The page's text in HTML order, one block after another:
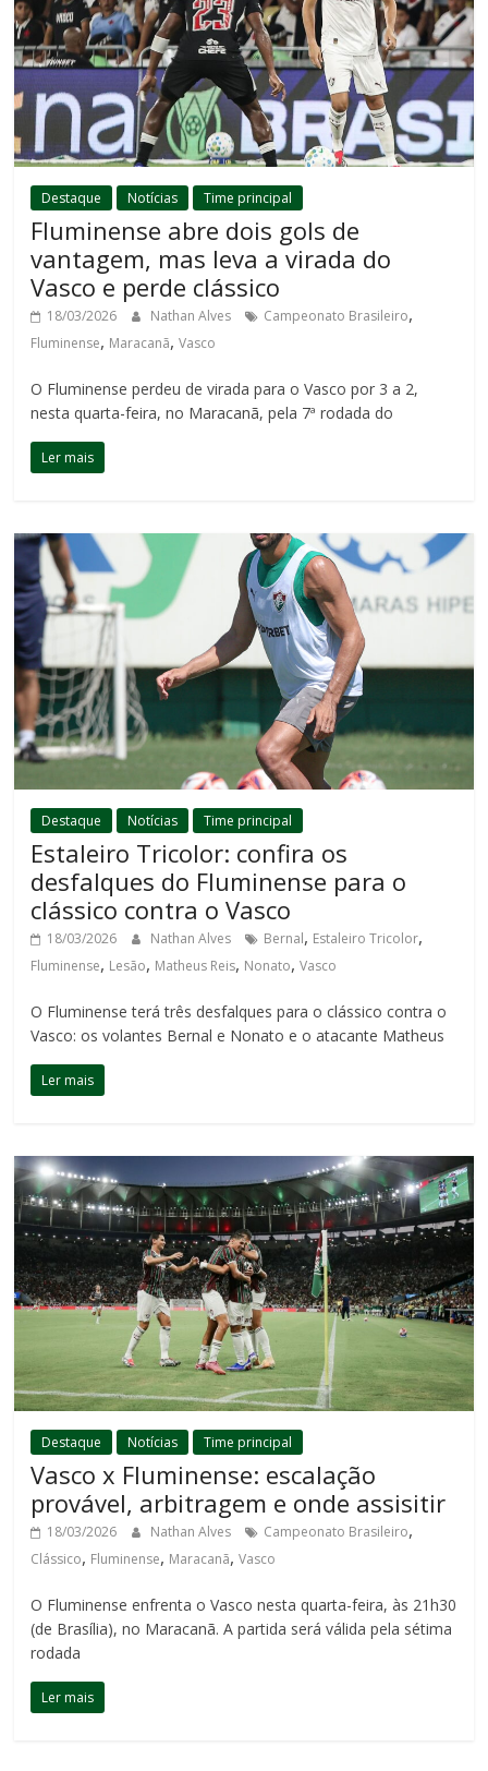
Destaque Notícias Time principal
Fluminense abre dois gols de
vantagem, mas leva a virada do
Vasco e perde clássico
18/03/2026 Nathan Alves Campeonato Brasileiro,
Fluminense, Maracanã,Vasco
O Fluminense perdeu de virada para o Vasco por 3 a 2,
nesta quarta-feira, no Maracanã, pela 7ª rodada do
Ler mais
Destaque Notícias Time principal
Estaleiro Tricolor: confira os
desfalques do Fluminense para o
clássico contra o Vasco
18/03/2026 Nathan Alves Bernal, Estaleiro Tricolor,
Fluminense, Lesão, Matheus Reis, Nonato,Vasco
O Fluminense terá três desfalques para o clássico contra o
Vasco: os volantes Bernal e Nonato e o atacante Matheus
Ler mais
Destaque Notícias Time principal
Vasco x Fluminense: escalação
provável, arbitragem e onde assisitir
18/03/2026 Nathan Alves Campeonato Brasileiro,
Clássico, Fluminense, Maracanã,Vasco
O Fluminense enfrenta o Vasco nesta quarta-feira, às 21h30
(de Brasília), no Maracanã. A partida será válida pela sétima
rodada
Ler mais